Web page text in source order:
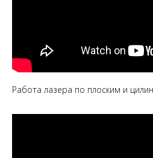
Работа лазера по плоским и